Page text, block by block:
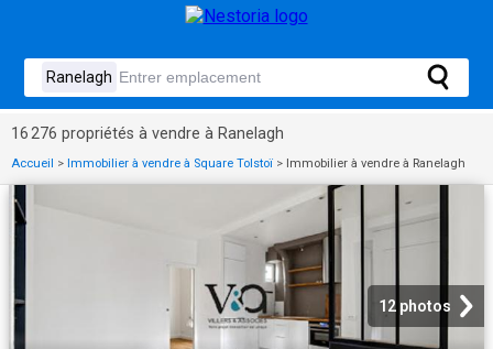
16 276 propriétés à vendre à Ranelagh
Accueil > Immobilier à vendre à Square Tolstoï > Immobilier à vendre à Ranelagh
12 photos